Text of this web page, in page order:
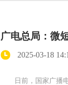
广电总局：微
2025-03-18
日前，国家广播电